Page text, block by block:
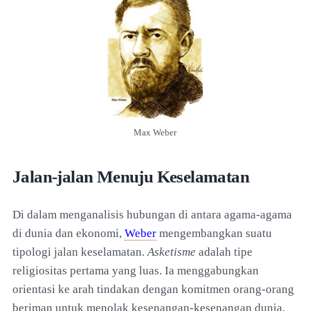
Max Weber
Jalan-jalan Menuju Keselamatan
Di dalam menganalisis hubungan di antara agama-agama
di dunia dan ekonomi, Weber mengembangkan suatu
tipologi jalan keselamatan.Asketisme adalah tipe
religiositas pertama yang luas. Ia menggabungkan
orientasi ke arah tindakan dengan komitmen orang-orang
beriman untuk menolak kesenangan-kesenangan dunia.